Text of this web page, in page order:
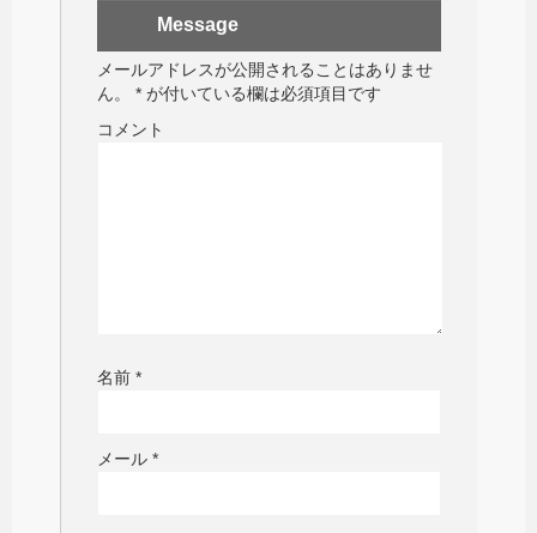
Message
メールアドレスが公開されることはありませ
ん。
* が付いている欄は必須項目です
コメント
名前 *
メール *